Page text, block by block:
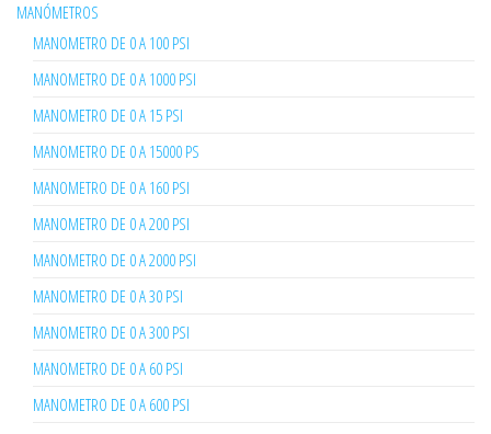
MANÓMETROS
MANOMETRO DE 0 A 100 PSI
MANOMETRO DE 0 A 1000 PSI
MANOMETRO DE 0 A 15 PSI
MANOMETRO DE 0 A 15000 PS
MANOMETRO DE 0 A 160 PSI
MANOMETRO DE 0 A 200 PSI
MANOMETRO DE 0 A 2000 PSI
MANOMETRO DE 0 A 30 PSI
MANOMETRO DE 0 A 300 PSI
MANOMETRO DE 0 A 60 PSI
MANOMETRO DE 0 A 600 PSI